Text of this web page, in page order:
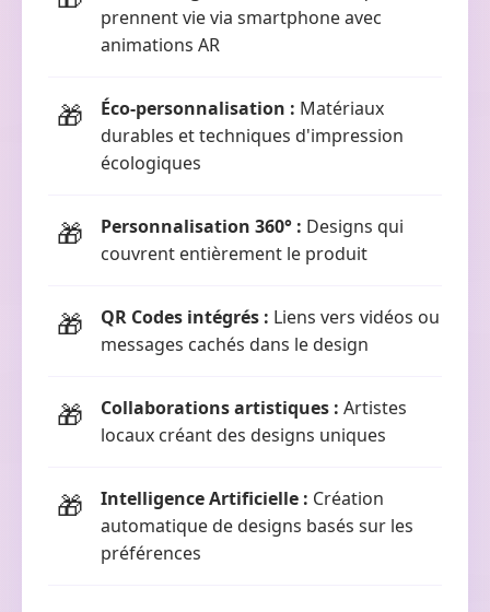
prennent vie via smartphone avec
animations AR
Éco-personnalisation : Matériaux
durables et techniques d'impression
écologiques
Personnalisation 360° : Designs qui
couvrent entièrement le produit
QR Codes intégrés : Liens vers vidéos ou
messages cachés dans le design
Collaborations artistiques : Artistes
locaux créant des designs uniques
Intelligence Artificielle : Création
automatique de designs basés sur les
préférences